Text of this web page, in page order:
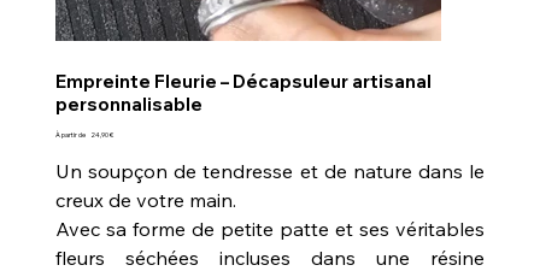
Empreinte Fleurie – Décapsuleur artisanal
personnalisable
À partir de Prix
24,90 €
Un soupçon de tendresse et de nature dans le
creux de votre main.
Avec sa forme de petite patte et ses véritables
fleurs séchées incluses dans une résine